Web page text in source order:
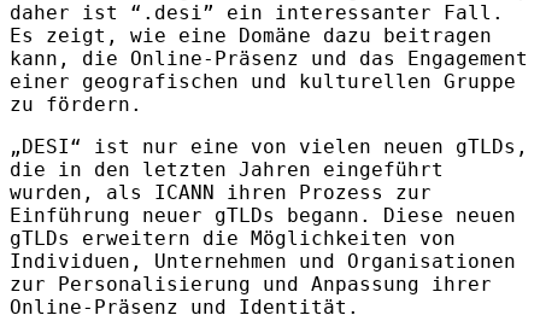
daher ist “.desi” ein interessanter Fall.
Es zeigt, wie eine Domäne dazu beitragen
kann, die Online-Präsenz und das Engagement
einer geografischen und kulturellen Gruppe
zu fördern.
„DESI“ ist nur eine von vielen neuen gTLDs,
die in den letzten Jahren eingeführt
wurden, als ICANN ihren Prozess zur
Einführung neuer gTLDs begann. Diese neuen
gTLDs erweitern die Möglichkeiten von
Individuen, Unternehmen und Organisationen
zur Personalisierung und Anpassung ihrer
Online-Präsenz und Identität.